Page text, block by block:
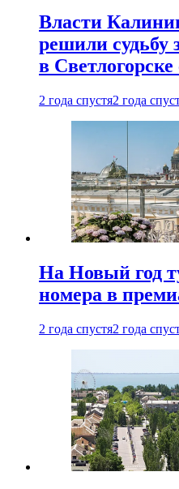
Власти
решили судьбу
в
2 года спустя2 года
На Новый год
номера в
2 года спустя2 года